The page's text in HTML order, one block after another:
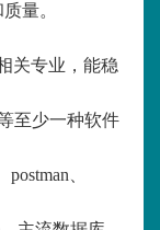
量。
关专业，能稳
至少一种软件
、